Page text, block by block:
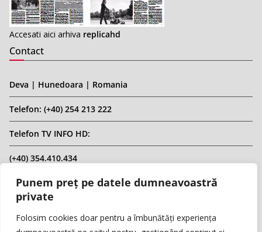
Punem preț pe datele dumneavoastră
private
Folosim cookies doar pentru a îmbunătăți experiența
Accesati aici arhiva replicahd
Contact
Deva | Hunedoara | Romania
Telefon: (+40) 254 213 222
Telefon TV INFO HD:
(+40) 354.410.434
Email: infohd20@gmail.com
Website: www.replicahd.ro